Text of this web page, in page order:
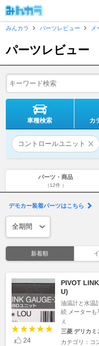
みんカラ
パーツレビュー メ
パーツレビュー
車種検索 カ
コントロールユニット
パーツ・商品
（12件 ）
デモカー装着パーツはこちら
新着順
24
PIVOT
U)
油温計と水温
続 メーターも
ぇ
三菱 デリカミ
カテゴリ：コ